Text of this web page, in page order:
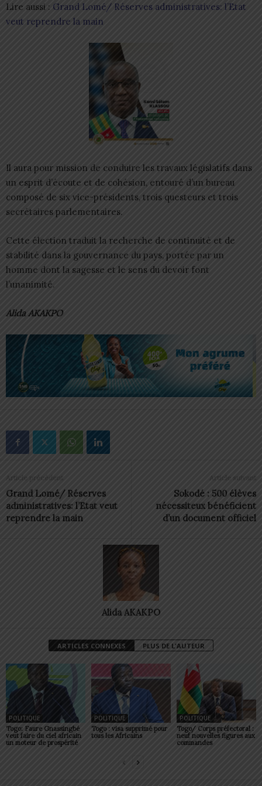
Lire aussi : Grand Lomé/ Réserves administratives: l’Etat
veut reprendre la main
Il aura pour mission de conduire les travaux législatifs dans
un esprit d’écoute et de cohésion, entouré d’un bureau
composé de six vice-présidents, trois questeurs et trois
secrétaires parlementaires.
Cette élection traduit la recherche de continuité et de
stabilité dans la gouvernance du pays, portée par un
homme dont la sagesse et le sens du devoir font
l’unanimité.
Alida AKAKPO
Article précédent
Grand Lomé/ Réserves
administratives: l’Etat veut
reprendre la main
Article suivant
Sokodé : 500 élèves
nécessiteux bénéficient
d’un document officiel
Alida AKAKPO
ARTICLES CONNEXES PLUS DE L'AUTEUR
POLITIQUE
Togo: Faure Gnassingbé
veut faire du ciel africain
un moteur de prospérité
POLITIQUE
Togo : visa supprimé pour
tous les Africains
POLITIQUE
Togo/ Corps préfectoral :
neuf nouvelles figures aux
commandes